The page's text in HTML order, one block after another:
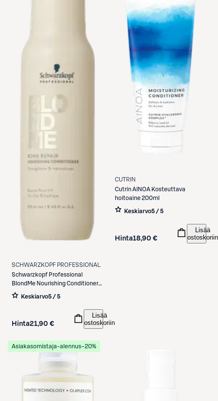
SCHWARZKOPF PROFESSIONAL
Schwarzkopf Professional
BlondMe Nourishing Conditioner
250ml
Keskiarvo5 / 5
Hinta21,90 €
Lisää
ostoskoriin
CUTRIN
CutrinAINOA Kosteuttava
hoitoaine 200ml
Keskiarvo5 / 5
Hinta18,90 €
Lisää
ostoskoriin
Asiakasomistaja-alennus−20%